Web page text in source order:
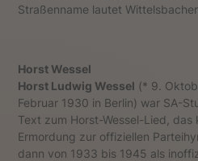
Straßenname lautet
Horst Wessel
Horst Ludwig Wessel (* 9.
Februar 1930 in Berlin) war SA-
Text zum Horst-Wessel-Lied, das
Ermordung zur offiziellen
dann von 1933 bis 1945 als